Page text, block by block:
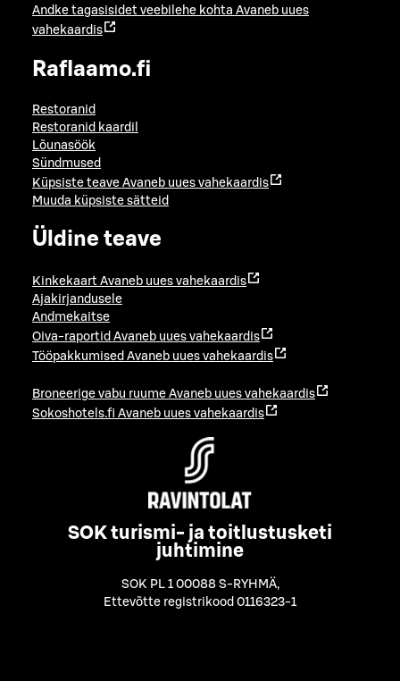
Andke tagasisidet veebilehe kohta Avaneb uues
vahekaardis
Raflaamo.fi
Restoranid
Restoranid kaardil
Lõunasöök
Sündmused
Küpsiste teave Avaneb uues vahekaardis
Muuda küpsiste sätteid
Üldine teave
Kinkekaart Avaneb uues vahekaardis
Ajakirjandusele
Andmekaitse
Oiva-raportid Avaneb uues vahekaardis
Tööpakkumised Avaneb uues vahekaardis
Broneerige vabu ruume Avaneb uues vahekaardis
Sokoshotels.fi Avaneb uues vahekaardis
SOK turismi- ja toitlustusketi
juhtimine
SOK PL 1 00088 S-RYHMÄ,
Ettevõtte registrikood 0116323-1